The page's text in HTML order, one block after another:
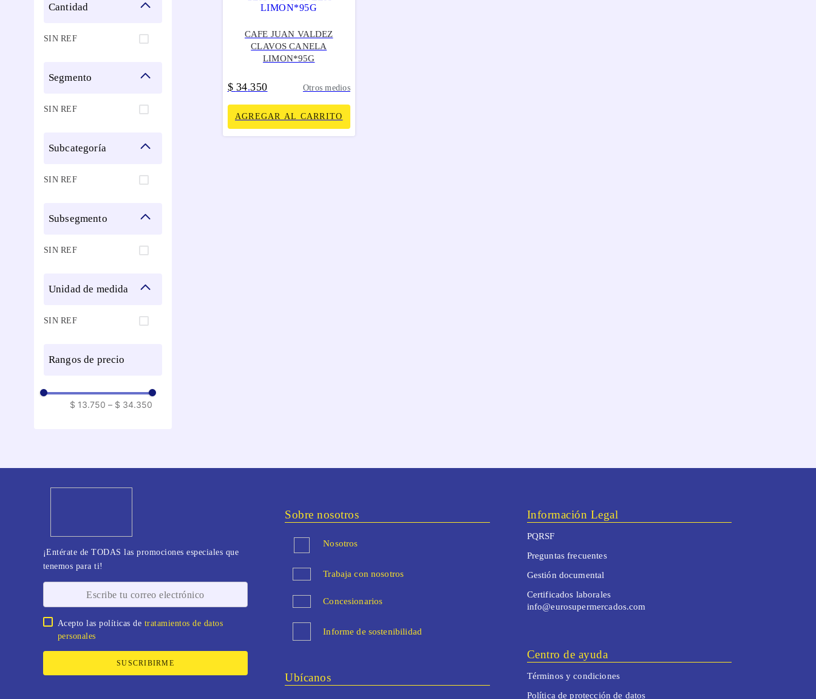
cantidad
SIN REF
segmento
SIN REF
subcategoría
SIN REF
subsegmento
SIN REF
unidad de medida
SIN REF
rangos de precio
$ 13.750 – $ 34.350
CAFE JUAN VALDEZ
CLAVOS CANELA
LIMON*95G
$ 34.350 Otros medios
AGREGAR AL CARRITO
¡Entérate de TODAS las promociones especiales que
tenemos para ti!
Acepto las políticas de tratamientos de datos
personales
SUSCRIBIRME
Sobre nosotros
Nosotros
Trabaja con nosotros
Concesionarios
Informe de sostenibilidad
Ubícanos
Información Legal
PQRSF
Preguntas frecuentes
Gestión documental
Certificados laborales
info@eurosupermercados.com
Centro de ayuda
Términos y condiciones
Política de protección de datos